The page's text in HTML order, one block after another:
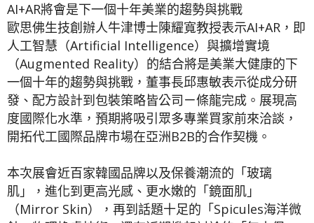
AI+AR將會是下一個十年美業的趨勢與挑戰
歐思佛生技創辦人牛津博士陳耀寬教授表示AI+AR，即
人工智慧（Artificial Intelligence）與擴增實境
（Augmented Reality）的結合將是美業大健康的下
一個十年的趨勢與挑戰，董事長邱惠敏表示從成分研
發、配方設計到包裝策略皆公司ㄧ條龍完成。展現高
度國際化水準，預期將吸引眾多專業買家前來洽談，
開拓代工國際品牌市場在亞洲B2B的合作契機。
本次展會近百家韓國品牌以及保養潮流的「玻璃
肌」，進化到更高光感、更水嫩的「鏡面肌」
（Mirror Skin），再到話題十足的「Spicules海洋微